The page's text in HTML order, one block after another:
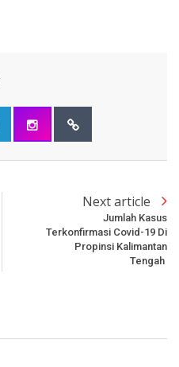
Next article
Jumlah Kasus
Terkonfirmasi Covid-19 Di
Propinsi Kalimantan
Tengah